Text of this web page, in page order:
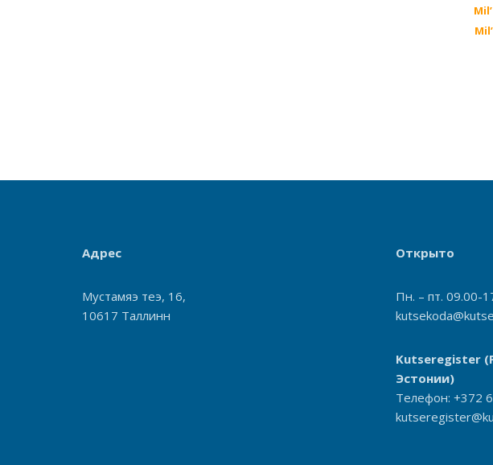
Адрес
Мустамяэ теэ, 16,
10617 Таллинн
Открыто
Пн. – пт. 09.00-
Kutseregister
Эстонии)
Телефон: +372